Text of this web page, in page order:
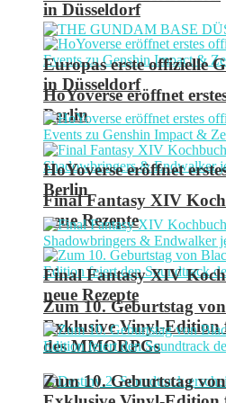
in Düsseldorf
HoYoverse eröffnet
Berlin
Final Fantasy XIV
neue Rezepte
Zum 10. Geburtstag
Exklusive Vinyl-Edition
des MMORPGs
Europas erste offizielle
in Düsseldorf
HoYoverse eröffnet
Berlin
Final Fantasy XIV
neue Rezepte
Zum 10. Geburtstag